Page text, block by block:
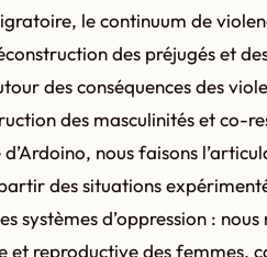
le continuum de
des préjugés et
des conséquences des
des masculinités et co-
nous faisons
des situations
systèmes d’oppression :
et reproductive des femmes,